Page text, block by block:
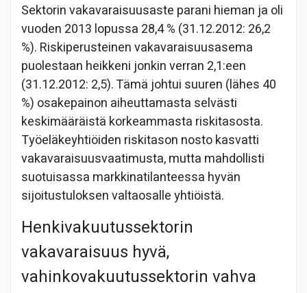
Sektorin vakavaraisuusaste parani hieman ja oli
vuoden 2013 lopussa 28,4 % (31.12.2012: 26,2
%). Riskiperusteinen vakavaraisuusasema
puolestaan heikkeni jonkin verran 2,1:een
(31.12.2012: 2,5). Tämä johtui suuren (lähes 40
%) osakepainon aiheuttamasta selvästi
keskimääräistä korkeammasta riskitasosta.
Työeläkeyhtiöiden riskitason nosto kasvatti
vakavaraisuusvaatimusta, mutta mahdollisti
suotuisassa markkinatilanteessa hyvän
sijoitustuloksen valtaosalle yhtiöistä.
Henkivakuutussektorin
vakavaraisuus hyvä,
vahinkovakuutussektorin vahva